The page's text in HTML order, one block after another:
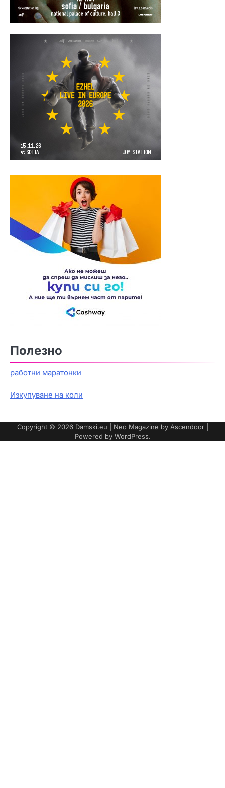
Полезно
работни маратонки
Изкупуване на коли
Copyright © 2026 Damski.eu | Neo Magazine by Ascendoor|
Powered by WordPress.